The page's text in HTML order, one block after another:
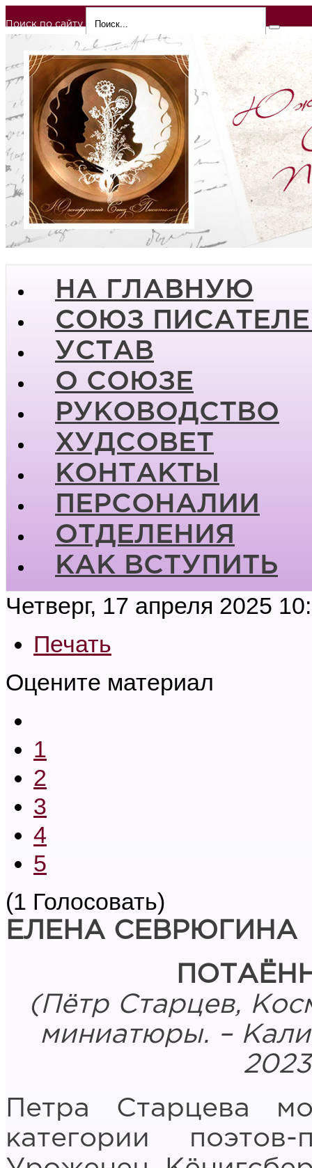
Поиск по сайту
НА ГЛАВНУЮ
СОЮЗ
УСТАВ
О СОЮЗЕ
РУКОВОДСТВО
ХУДСОВЕТ
КОНТАКТЫ
ПЕРСОНАЛИИ
ОТДЕЛЕНИЯ
КАК ВСТУПИТЬ
Четверг, 17 апреля 2025
Печать
Оцените материал
1
2
3
4
5
(1 Голосовать)
ЕЛЕНА СЕВРЮГИНА
(Пётр Старцев,
миниатюры. –
Петра Старцева
категории